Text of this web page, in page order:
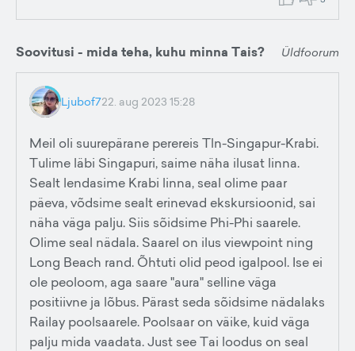
Soovitusi - mida teha, kuhu minna Tais? Üldfoorum
Ljubof722. aug 2023 15:28
Meil oli suurepärane perereis Tln-Singapur-Krabi.
Tulime läbi Singapuri, saime näha ilusat linna.
Sealt lendasime Krabi linna, seal olime paar
päeva, võdsime sealt erinevad ekskursioonid, sai
näha väga palju. Siis sõidsime Phi-Phi saarele.
Olime seal nädala. Saarel on ilus viewpoint ning
Long Beach rand. Õhtuti olid peod igalpool. Ise ei
ole peoloom, aga saare "aura" selline väga
positiivne ja lõbus. Pärast seda sõidsime nädalaks
Railay poolsaarele. Poolsaar on väike, kuid väga
palju mida vaadata. Just see Tai loodus on seal